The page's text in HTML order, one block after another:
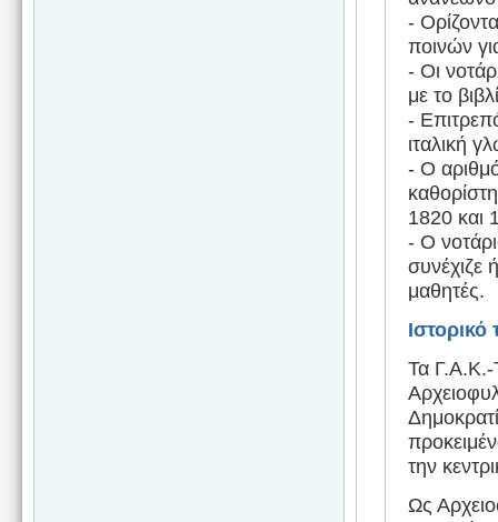
-
ποινών
- Οι
με το
-
ιταλική
- Ο
1820 και
- Ο
συνέχιζε
μαθητές.
Τα Γ.Α.Κ.-
την
Ως